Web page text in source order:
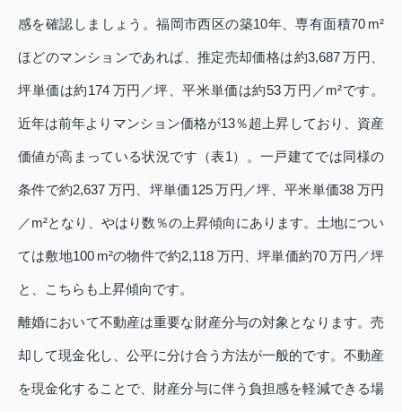
感を確認しましょう。福岡市西区の築10年、専有面積70 m²
ほどのマンションであれば、推定売却価格は約3,687 万円、
坪単価は約174 万円／坪、平米単価は約53 万円／m²です。
近年は前年よりマンション価格が13％超上昇しており、資産
価値が高まっている状況です（表1）。一戸建てでは同様の
条件で約2,637 万円、坪単価125 万円／坪、平米単価38 万円
／m²となり、やはり数％の上昇傾向にあります。土地につい
ては敷地100 m²の物件で約2,118 万円、坪単価約70 万円／坪
と、こちらも上昇傾向です。
離婚において不動産は重要な財産分与の対象となります。売
却して現金化し、公平に分け合う方法が一般的です。不動産
を現金化することで、財産分与に伴う負担感を軽減できる場